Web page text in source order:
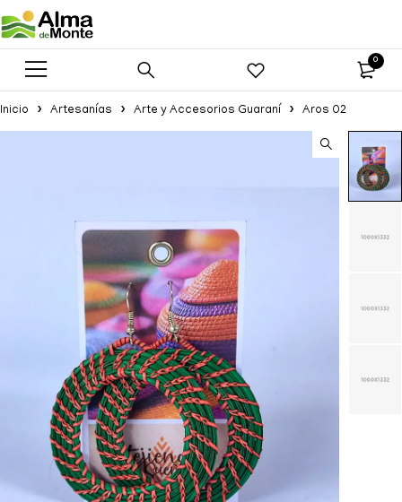
0
Inicio Artesanías Arte y Accesorios Guaraní Aros 02